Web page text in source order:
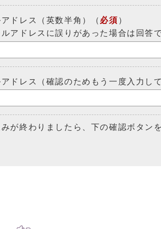
アドレス（英数半角）（ 必須 ）
アドレスに誤りがあった場合は回答
アドレス（確認のためもう一度入力し
が終わりましたら、下の確認ボタン